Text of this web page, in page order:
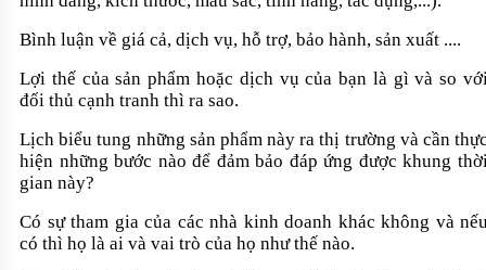
Bình luận về giá cả, dịch vụ, hỗ trợ, bảo hành, sản xuất ....
Lợi thế của sản phẩm hoặc dịch vụ của bạn là gì và so
đối thủ cạnh tranh thì ra sao.
Lịch biểu tung những sản phẩm này ra thị trường và cần
hiện những bước nào để đảm bảo đáp ứng được khung
gian này?
Có sự tham gia của các nhà kinh doanh khác không và
có thì họ là ai và vai trò của họ như thế nào.